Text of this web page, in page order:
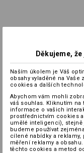
Děkujeme,
Naším úkolem je Váš
obsahy vyladěné na Vaše
cookies a dalších
Abychom vám mohli
váš souhlas. Kliknutím na
informace o vašich
prostřednictvím cookies
umělé inteligenci), stejně
budeme používat
cílené nabídky a
měření reklamy a
těchto cookies a metod